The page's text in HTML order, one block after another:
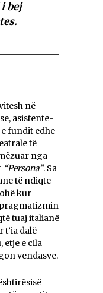
bej
në
asistente-
fundit edhe
të
nga
“Persona”. Sa
të ndiqte
kur
tuaj italianë
t’ia dalë
etje e cila
vendasve.